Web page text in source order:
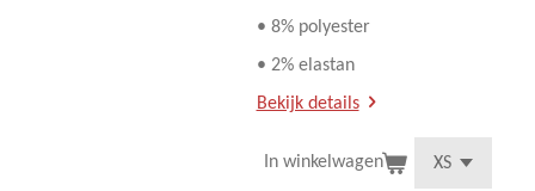
• 8% polyester
• 2% elastan
Bekijk details
In winkelwagen